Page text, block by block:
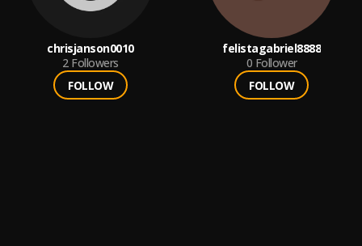
chrisjanson0010
2 Followers
FOLLOW
felistagabriel8888
0 Follower
FOLLOW